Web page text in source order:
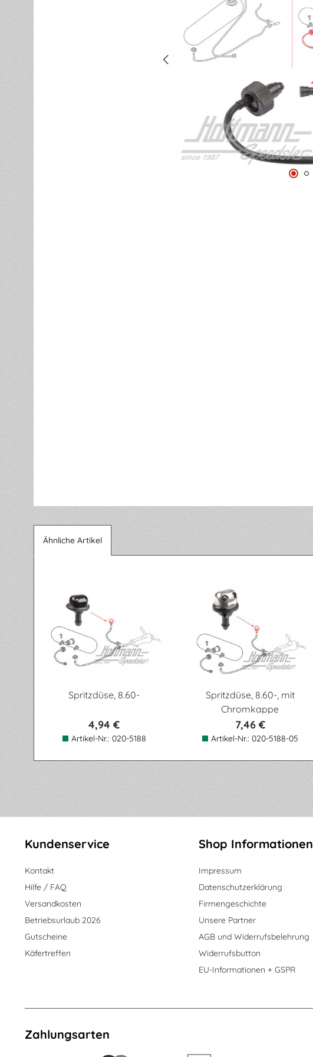
Ähnliche Artikel
Spritzdüse, 8.60-
4,94 €
Artikel-Nr.: 020-5188
Spritzdüse, 8.60-, mit
Chromkappe
7,46 €
Artikel-Nr.: 020-5188-05
Kundenservice
Kontakt
Hilfe / FAQ
Versandkosten
Betriebsurlaub 2026
Gutscheine
Käfertreffen
Shop Informationen
Impressum
Datenschutzerklärung
Firmengeschichte
Unsere Partner
AGB und Widerrufsbelehrung
Widerrufsbutton
EU-Informationen + GSPR
Zahlungsarten